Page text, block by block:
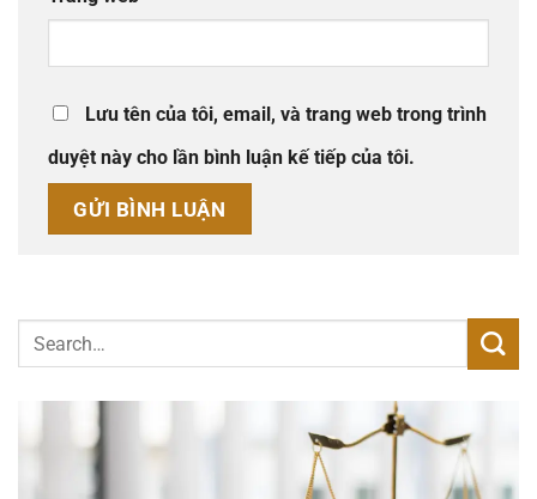
Lưu tên của tôi, email, và trang web trong trình
duyệt này cho lần bình luận kế tiếp của tôi.